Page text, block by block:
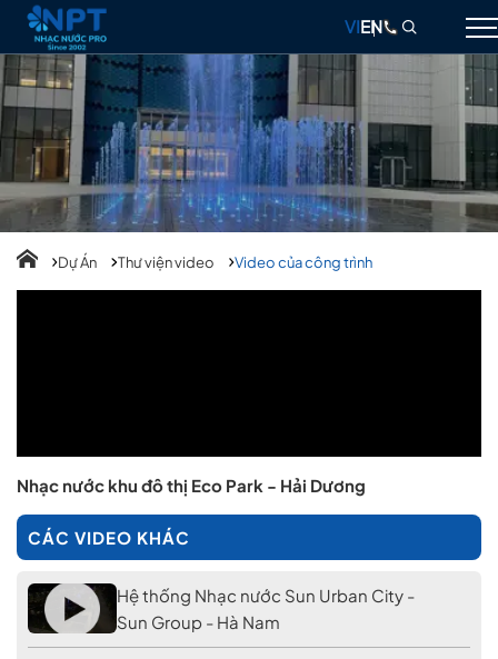
GIỚI THIỆU
NHẠC NƯỚC
ĐÀI PHUN NƯỚC
THIẾT BỊ
VIEN
Dự Án Thư viện video Video của công trình
Nhạc nước khu đô thị Eco Park - Hải Dương
CÁC VIDEO KHÁC
Hệ thống Nhạc nước Sun Urban City -
Sun Group - Hà Nam